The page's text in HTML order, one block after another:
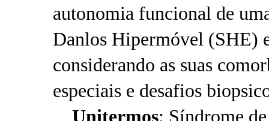
autonomia funcional de
Danlos Hipermóvel (SHE)
considerando as suas
especiais e desafios
Unitermos: Síndrome